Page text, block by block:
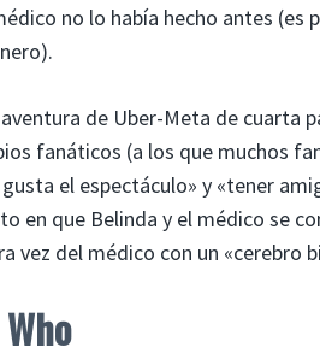
no lo había hecho antes (es
de Uber-Meta de cuarta
fanáticos (a los que muchos
el espectáculo» y «tener
en que Belinda y el médico se
vez del médico con un «cerebro